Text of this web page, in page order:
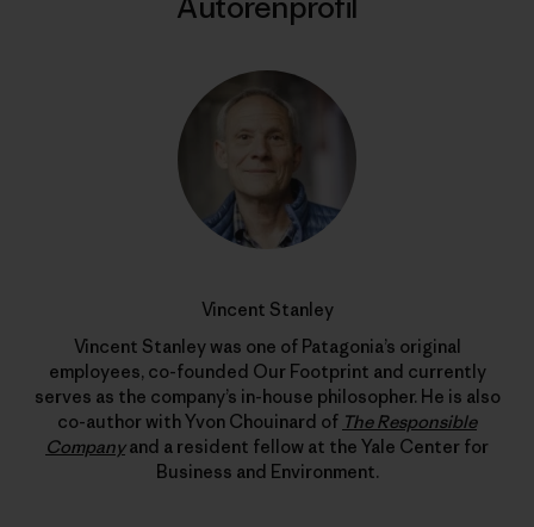
Vincent Stanley
Vincent Stanley was one of Patagonia’s original
employees, co-founded Our Footprint and currently
serves as the company’s in-house philosopher. He is also
co-author with Yvon Chouinard of The Responsible
Companyand a resident fellow at the Yale Center for
Business and Environment.